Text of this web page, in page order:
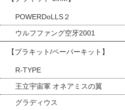
POWERDoLLS２
ウルフファング空牙2001
【プラキット/ペーパーキット】
R-TYPE
王立宇宙軍 オネアミスの翼
グラディウス